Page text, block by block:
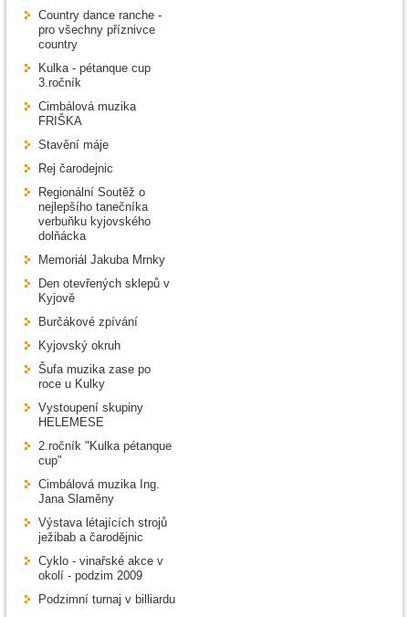
Country dance ranche -
pro všechny příznivce
country
Kulka - pétanque cup
3.ročník
Cimbálová muzika
FRIŠKA
Stavění máje
Rej čarodejnic
Regionální Soutěž o
nejlepšího tanečníka
verbuňku kyjovského
dolňácka
Memoriál Jakuba Mrnky
Den otevřených sklepů v
Kyjově
Burčákové zpívání
Kyjovský okruh
Šufa muzika zase po
roce u Kulky
Vystoupení skupiny
HELEMESE
2.ročník "Kulka pétanque
cup"
Cimbálová muzika Ing.
Jana Slaměny
Výstava létajících strojů
ježibab a čarodějnic
Cyklo - vinařské akce v
okolí - podzim 2009
Podzimní turnaj v billiardu